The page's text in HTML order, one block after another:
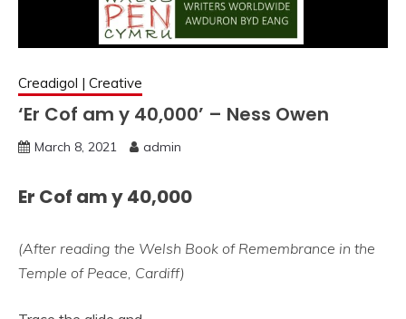
Creadigol | Creative
‘Er Cof am y 40,000’ – Ness Owen
March 8, 2021 admin
Er Cof am y 40,000
(After reading the Welsh Book of Remembrance in the
Temple of Peace, Cardiff)